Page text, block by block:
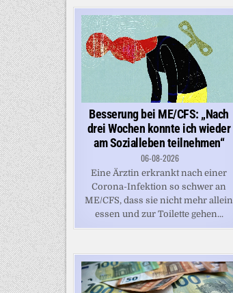
Besserung bei ME/CFS: „Nach
drei Wochen konnte ich wieder
am Sozialleben teilnehmen“
06-08-2026
Eine Ärztin erkrankt nach einer
Corona-Infektion so schwer an
ME/CFS, dass sie nicht mehr allein
essen und zur Toilette gehen...